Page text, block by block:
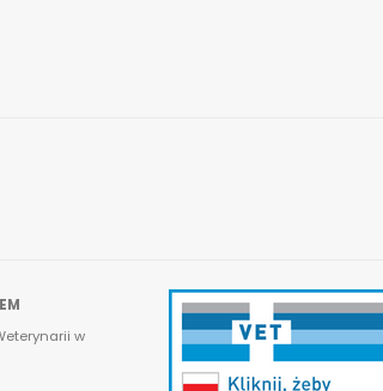
w